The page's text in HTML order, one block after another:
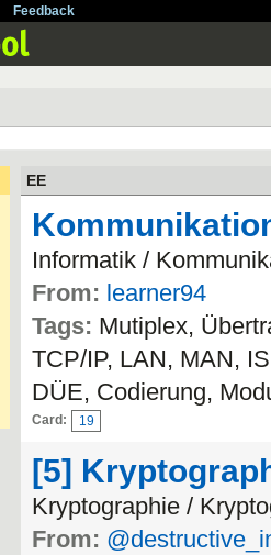
Feedback
EE
Informatik /
From: learner94
Tags: Mutiplex,
TCP/IP, LAN, MAN,
DÜE, Codierung,
Card: 19
[5]
Kryptographie /
From: